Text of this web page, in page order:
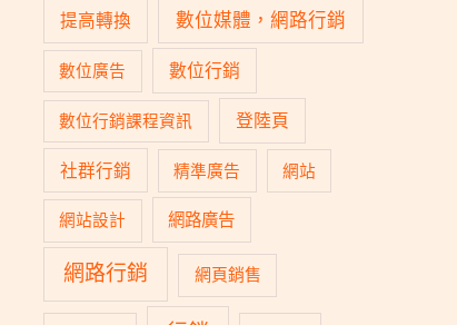
提高轉換 數位媒體，網路行銷
數位廣告 數位行銷
數位行銷課程資訊 登陸頁
社群行銷 精準廣告 網站
網站設計 網路廣告
網路行銷 網頁銷售